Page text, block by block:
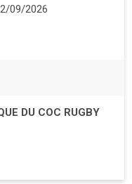
09/2026
DU COC RUGBY